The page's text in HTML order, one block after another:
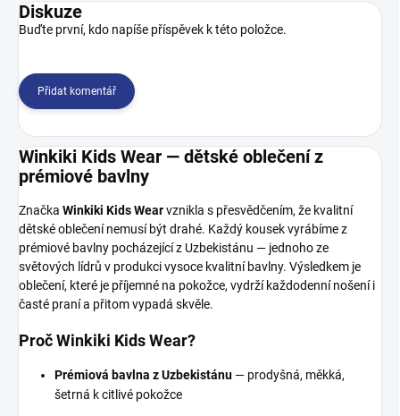
Diskuze
Buďte první, kdo napíše příspěvek k této položce.
Přidat komentář
Winkiki Kids Wear — dětské oblečení z
prémiové bavlny
Značka Winkiki Kids Wearvznikla s přesvědčením, že kvalitní
dětské oblečení nemusí být drahé. Každý kousek vyrábíme z
prémiové bavlny pocházející z Uzbekistánu — jednoho ze
světových lídrů v produkci vysoce kvalitní bavlny. Výsledkem je
oblečení, které je příjemné na pokožce, vydrží každodenní nošení i
časté praní a přitom vypadá skvěle.
Proč Winkiki Kids Wear?
Prémiová bavlna z Uzbekistánu — prodyšná, měkká,
šetrná k citlivé pokožce